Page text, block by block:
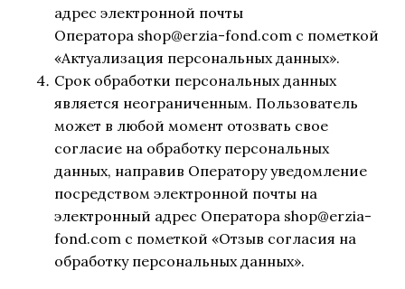
адрес электронной почты
Оператора shop@erzia-fond.com с пометкой
«Актуализация персональных данных».
Срок обработки персональных данных
является неограниченным. Пользователь
может в любой момент отозвать свое
согласие на обработку персональных
данных, направив Оператору уведомление
посредством электронной почты на
электронный адрес Оператора shop@erzia-
fond.com с пометкой «Отзыв согласия на
обработку персональных данных».